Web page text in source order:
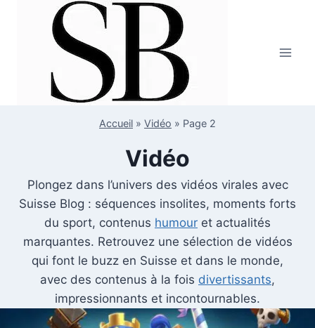
Accueil » Vidéo » Page 2
Vidéo
Plongez dans l’univers des vidéos virales avec
Suisse Blog : séquences insolites, moments forts
du sport, contenus humour et actualités
marquantes. Retrouvez une sélection de vidéos
qui font le buzz en Suisse et dans le monde,
avec des contenus à la fois divertissants,
impressionnants et incontournables.